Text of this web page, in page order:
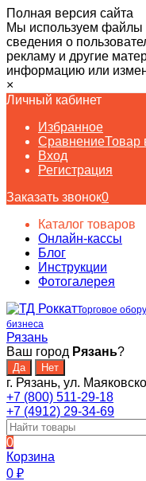
Полная версия сайта
Мы используем файлы
сведения о
рекламу и другие
информацию или
×
Личный кабинет
Избранное
СравнениеТовар
Вход
Регистрация
Заказать звонок0
Каталог товаров
Онлайн-кассы
Блог
Инструкции
Фотогалерея
Торговое
бизнеса
Рязань
Ваш город Рязань?
г. Рязань, ул.
+7 (800) 511-29-18
+7 (4912) 29-34-69
0
Корзина
0 ₽